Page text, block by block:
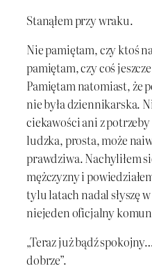
Stanąłem przy wraku.
Nie pamiętam, czy ktoś
pamiętam, czy coś
Pamiętam natomiast, że
nie była dziennikarska.
ciekawości ani z
ludzka, prosta, może
prawdziwa. Nachyliłem
mężczyzny i
tylu latach nadal słyszę
niejeden oficjalny
„Teraz już bądź
dobrze”.